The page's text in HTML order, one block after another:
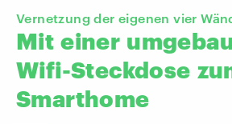
Vernetzung der eigenen vier
Mit einer
Wifi-Steckdose
Smarthome